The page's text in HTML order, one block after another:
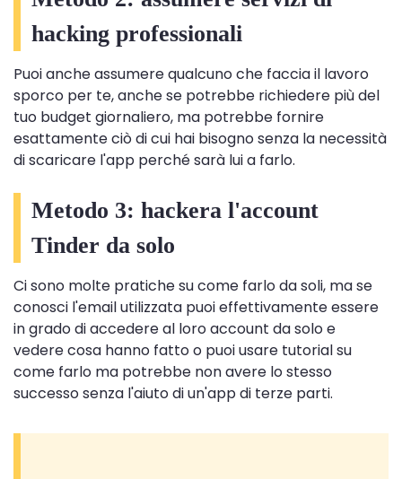
hacking professionali
Puoi anche assumere qualcuno che faccia il lavoro
sporco per te, anche se potrebbe richiedere più del
tuo budget giornaliero, ma potrebbe fornire
esattamente ciò di cui hai bisogno senza la necessità
di scaricare l'app perché sarà lui a farlo.
Metodo 3: hackera l'account
Tinder da solo
Ci sono molte pratiche su come farlo da soli, ma se
conosci l'email utilizzata puoi effettivamente essere
in grado di accedere al loro account da solo e
vedere cosa hanno fatto o puoi usare tutorial su
come farlo ma potrebbe non avere lo stesso
successo senza l'aiuto di un'app di terze parti.